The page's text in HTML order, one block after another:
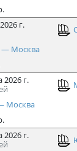
г.
— Москва
2026 г.
Москва
2026 г.